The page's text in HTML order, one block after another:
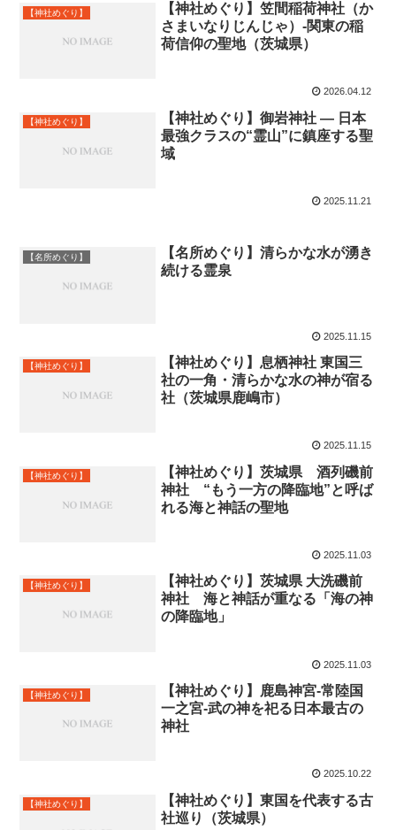
【神社めぐり】
【神社めぐり】笠間稲荷神社（か
さまいなりじんじゃ）-関東の稲
荷信仰の聖地（茨城県）
2026.04.12
【神社めぐり】
【神社めぐり】御岩神社 ― 日本
最強クラスの“霊山”に鎮座する聖
域
2025.11.21
【名所めぐり】
【名所めぐり】清らかな水が湧き
続ける霊泉
2025.11.15
【神社めぐり】
【神社めぐり】息栖神社 東国三
社の一角・清らかな水の神が宿る
社（茨城県鹿嶋市）
2025.11.15
【神社めぐり】
【神社めぐり】茨城県 酒列磯前
神社 “もう一方の降臨地”と呼ば
れる海と神話の聖地
2025.11.03
【神社めぐり】
【神社めぐり】茨城県 大洗磯前
神社 海と神話が重なる「海の神
の降臨地」
2025.11.03
【神社めぐり】
【神社めぐり】鹿島神宮-常陸国
一之宮-武の神を祀る日本最古の
神社
2025.10.22
【神社めぐり】
【神社めぐり】東国を代表する古
社巡り（茨城県）